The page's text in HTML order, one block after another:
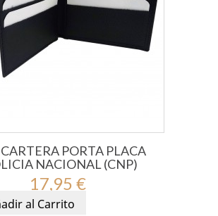
PORTA PLACA
NACIONAL (CNP)
17,95 €
al Carrito